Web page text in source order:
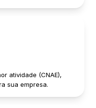
atividade (CNAE),
sua empresa.